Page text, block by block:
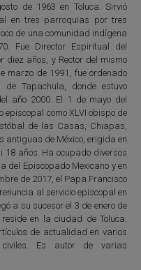
de 1963 en Toluca. Sirvió
en tres parroquias por tres
de una comunidad indígena
Fue Director Espiritual del
diez años, y Rector del mismo
marzo de 1991, fue ordenado
Tapachula, donde estuvo
año 2000. El 1 de mayo del
episcopal como XLVI obispo de
de las Casas, Chiapas,
antiguas de México, erigida en
18 años. Ha ocupado diversos
del Episcopado Mexicano y en
de 2017, el Papa Francisco
al servicio episcopal en
a su sucesor el 3 de enero de
reside en la ciudad de Toluca.
de actualidad en varios
Es autor de varias